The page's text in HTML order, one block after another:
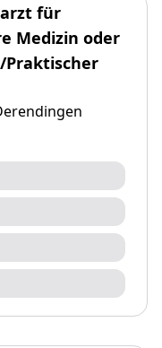
für
Medizin oder
Praktischer